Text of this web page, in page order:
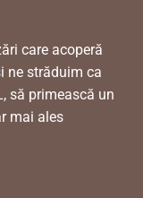
care acoperă
ne străduim ca
să primească un
mai ales